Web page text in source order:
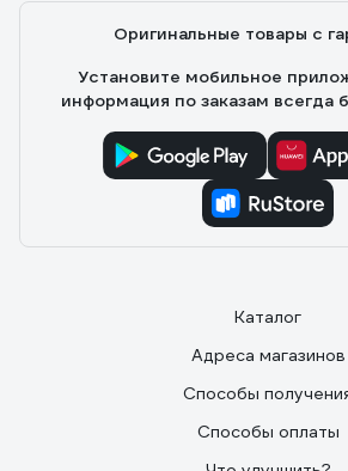
Оригинальные товары с
Установите мобильное
информация по заказам всегда
Каталог
Адреса магазинов
Способы
Способы оплаты